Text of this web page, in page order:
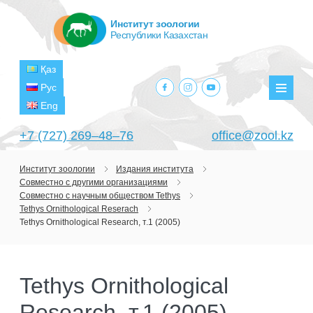
+7 (727) 269‒48‒76 office@zool.kz
Қаз
Рус
Eng
facebook.com
instagram.com
youtube.com
Институт зоологии
Республики Казахстан
ГЛАВНАЯ
ОБ ИНСТИТУТЕ
СТРУКТУРА
ЛАБОРАТОРИЯ ТЕРИОЛОГИИ
НАУЧНО-ИССЛЕДОВАТЕЛЬСКИЕ
ПРОЕКТЫ
ТЕКУЩИЕ ПРОЕКТЫ
Институт зоологии
Издания института
Совместно с другими организациями
Совместно с научным обществом Tethys
Tethys Ornithological Reserach
Tethys Ornithological Research, т.1 (2005)
Tethys Ornithological